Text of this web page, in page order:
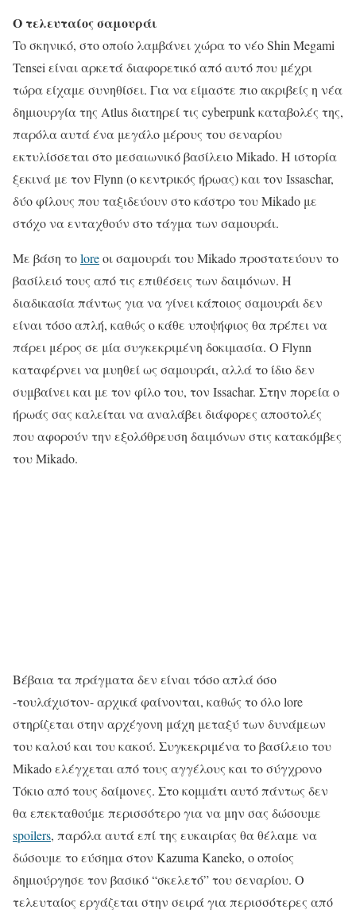
O τελευταίος σαμουράι
To σκηνικό, στο οποίο λαμβάνει χώρα το νέο Shin Megami
Tensei είναι αρκετά διαφορετικό από αυτό που μέχρι
τώρα είχαμε συνηθίσει. Για να είμαστε πιο ακριβείς η νέα
δημιουργία της Atlus διατηρεί τις cyberpunk καταβολές της,
παρόλα αυτά ένα μεγάλο μέρους του σεναρίου
εκτυλίσσεται στο μεσαιωνικό βασίλειο Mikado. Η ιστορία
ξεκινά με τον Flynn (ο κεντρικός ήρωας) και τον Issaschar,
δύο φίλους που ταξιδεύουν στο κάστρο του Mikado με
στόχο να ενταχθούν στο τάγμα των σαμουράι.
Με βάση τοloreοι σαμουράι του Mikado προστατεύουν το
βασίλειό τους από τις επιθέσεις των δαιμόνων. Η
διαδικασία πάντως για να γίνει κάποιος σαμουράι δεν
είναι τόσο απλή, καθώς ο κάθε υποψήφιος θα πρέπει να
πάρει μέρος σε μία συγκεκριμένη δοκιμασία. Ο Flynn
καταφέρνει να μυηθεί ως σαμουράι, αλλά το ίδιο δεν
συμβαίνει και με τον φίλο του, τον Issachar. Στην πορεία ο
ήρωάς σας καλείται να αναλάβει διάφορες αποστολές
που αφορούν την εξολόθρευση δαιμόνων στις κατακόμβες
του Mikado.
Βέβαια τα πράγματα δεν είναι τόσο απλά όσο
-τουλάχιστον- αρχικά φαίνονται, καθώς το όλο lore
στηρίζεται στην αρχέγονη μάχη μεταξύ των δυνάμεων
του καλού και του κακού. Συγκεκριμένα το βασίλειο του
Mikado ελέγχεται από τους αγγέλους και το σύγχρονο
Τόκιο από τους δαίμονες. Στο κομμάτι αυτό πάντως δεν
θα επεκταθούμε περισσότερο για να μην σας δώσουμε
spoilers, παρόλα αυτά επί της ευκαιρίας θα θέλαμε να
δώσουμε το εύσημα στον Kazuma Kaneko, ο οποίος
δημιούργησε τον βασικό “σκελετό” του σεναρίου. Ο
τελευταίος εργάζεται στην σειρά για περισσότερες από